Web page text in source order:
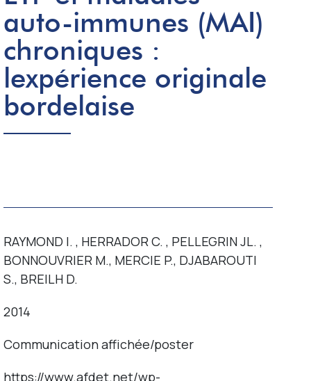
Journal
auto-immunes (MAI)
chroniques :
lexpérience originale
bordelaise
RAYMOND I. , HERRADOR C. , PELLEGRIN JL. ,
BONNOUVRIER M., MERCIE P., DJABAROUTI
S., BREILH D.
2014
Communication affichée/poster
https://www.afdet.net/wp-